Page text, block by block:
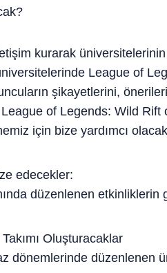
kurarak
League of
şikayetlerini,
of Legends: Wild Rift
için bize yardımcı
edecekler:
düzenlenen
Oluşturacaklar
dönemlerinde düzenlenen